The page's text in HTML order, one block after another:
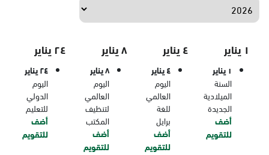
١ يناير
١ يناير
السنة
الميلادية
الجديدة
أضف
للتقويم
٤ يناير
٤ يناير
اليوم
العالمي
للغة
برايل
أضف
للتقويم
٨ يناير
٨ يناير
اليوم
العالمي
لتنظيف
المكتب
أضف
للتقويم
٢٤ يناير
٢٤ يناير
اليوم
الدولي
للتعليم
أضف
للتقويم